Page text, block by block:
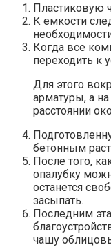
Пластиковую
К емкости
Когда все
переходить к
Для этого
арматуры, а
расстоянии
бетонным
После того,
опалубку
останется
засыпать.
Последним
чашу